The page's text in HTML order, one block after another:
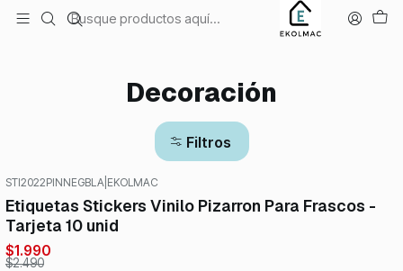
Decoración
Decoración
Filtros
STI2022PINNEGBLA EKOLMAC
Etiquetas Stickers Vinilo Pizarron Para Frascos -
Tarjeta 10 unid
$1.990
$2.490